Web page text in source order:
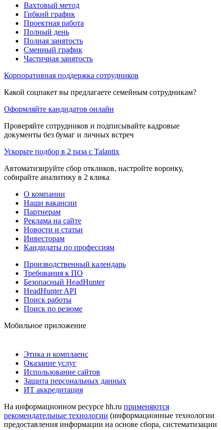
Вахтовый метод
Гибкий график
Проектная работа
Полный день
Полная занятость
Сменный график
Частичная занятость
Корпоративная поддержка сотрудников
Какой соцпакет вы предлагаете семейным сотрудникам?
Оформляйте кандидатов онлайн
Проверяйте сотрудников и подписывайте кадровые
документы без бумаг и личных встреч
Ускорьте подбор в 2 раза с Talantix
Автоматизируйте сбор откликов, настройте воронку,
собирайте аналитику в 2 клика
О компании
Наши вакансии
Партнерам
Реклама на сайте
Новости и статьи
Инвесторам
Кандидаты по профессиям
Производственный календарь
Требования к ПО
Безопасный HeadHunter
HeadHunter API
Поиск работы
Поиск по резюме
Мобильное приложение
Этика и комплаенс
Оказание услуг
Использование сайтов
Защита персональных данных
ИТ аккредитация
На информационном ресурсе hh.ru применяются
рекомендательные технологии (информационные технологии
предоставления информации на основе сбора, систематизации